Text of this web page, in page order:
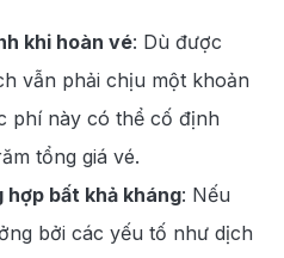
khi hoàn vé: Dù được
vẫn phải chịu một khoản
phí này có thể cố định
tổng giá vé.
bất khả kháng: Nếu
bởi các yếu tố như dịch